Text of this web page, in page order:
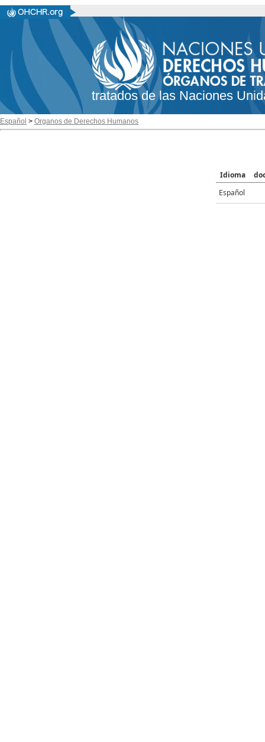
tratados de las Naciones
Español > Organos de Derechos Humanos
Idioma
Español